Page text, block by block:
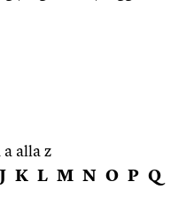
alla z
J K L M N O P Q